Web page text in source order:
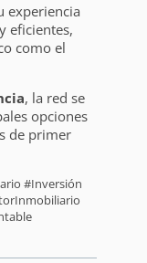
experiencia
eficientes,
como el
, la red se
opciones
de primer
#Inversión